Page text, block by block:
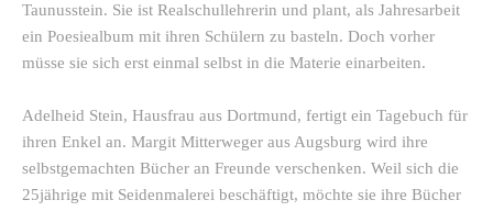
Taunusstein. Sie ist Realschullehrerin und plant, als Jahresarbeit
ein Poesiealbum mit ihren Schülern zu basteln. Doch vorher
müsse sie sich erst einmal selbst in die Materie einarbeiten.
Adelheid Stein, Hausfrau aus Dortmund, fertigt ein Tagebuch für
ihren Enkel an. Margit Mitterweger aus Augsburg wird ihre
selbstgemachten Bücher an Freunde verschenken. Weil sich die
25jährige mit Seidenmalerei beschäftigt, möchte sie ihre Bücher